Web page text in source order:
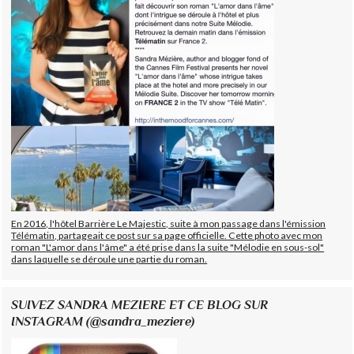
En 2016, l'hôtel Barrière Le Majestic, suite à mon passage dans l'émission
Télématin, partageait ce post sur sa page officielle. Cette photo avec mon
roman "L'amor dans l'âme" a été prise dans la suite "Mélodie en sous-sol"
dans laquelle se déroule une partie du roman.
SUIVEZ SANDRA MEZIERE ET CE BLOG SUR
INSTAGRAM (@sandra_meziere)